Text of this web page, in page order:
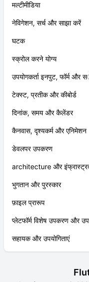
मल्टीमीडिया
नेविगेशन, सर्च और साझा करें
घटक
स्क्रोल करने योग्य
उपयोगकर्ता इनपुट, फॉर्म और
टेक्स्ट, प्रतीक और कीबोर्ड
दिनांक, समय और कैलेंडर
कैनवास, दृश्यकर्म और एनिमेशन
डेवलपर उपकरण
architecture और
भुगतान और पुरस्कार
फ़ाइल प्रारूप
प्लेटफॉर्म विशेष उपकरण और
सहायक और उपयोगिताएं